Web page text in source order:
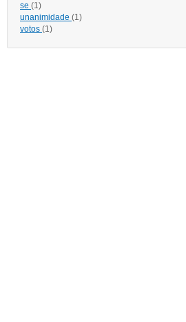
se (1)
unanimidade (1)
votos (1)